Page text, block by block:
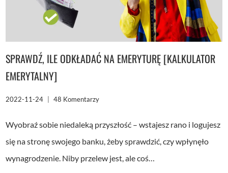
SPRAWDŹ, ILE ODKŁADAĆ NA EMERYTURĘ [KALKULATOR
EMERYTALNY]
2022-11-24 48 Komentarzy
Wyobraź sobie niedaleką przyszłość – wstajesz rano i logujesz
się na stronę swojego banku, żeby sprawdzić, czy wpłynęło
wynagrodzenie. Niby przelew jest, ale coś…